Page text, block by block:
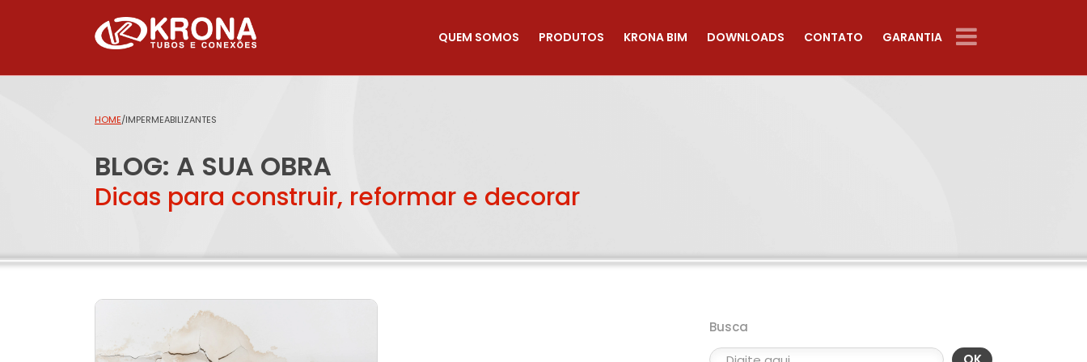
QUEM SOMOS PRODUTOS KRONA BIM DOWNLOADS CONTATO GARANTIA
HOME/IMPERMEABILIZANTES
BLOG: A SUA OBRA
Dicas para construir, reformar e decorar
Busca